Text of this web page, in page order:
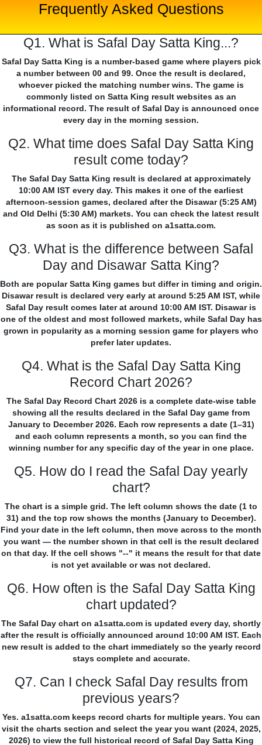
Frequently Asked Questions
Q1. What is Safal Day Satta King...?
Safal Day Satta King is a number-based game where players pick
a number between 00 and 99. Once the result is declared,
whoever picked the matching number wins. The game is
commonly listed on Satta King result websites as an
informational record. The result of Safal Day is announced once
every day in the morning session.
Q2. What time does Safal Day Satta King
result come today?
The Safal Day Satta King result is declared at approximately
10:00 AM IST every day. This makes it one of the earliest
afternoon-session games, declared after the Disawar (5:25 AM)
and Old Delhi (5:30 AM) markets. You can check the latest result
as soon as it is published on a1satta.com.
Q3. What is the difference between Safal
Day and Disawar Satta King?
Both are popular Satta King games but differ in timing and origin.
Disawar result is declared very early at around 5:25 AM IST, while
Safal Day result comes later at around 10:00 AM IST. Disawar is
one of the oldest and most followed markets, while Safal Day has
grown in popularity as a morning session game for players who
prefer later updates.
Q4. What is the Safal Day Satta King
Record Chart 2026?
The Safal Day Record Chart 2026 is a complete date-wise table
showing all the results declared in the Safal Day game from
January to December 2026. Each row represents a date (1–31)
and each column represents a month, so you can find the
winning number for any specific day of the year in one place.
Q5. How do I read the Safal Day yearly
chart?
The chart is a simple grid. The left column shows the date (1 to
31) and the top row shows the months (January to December).
Find your date in the left column, then move across to the month
you want — the number shown in that cell is the result declared
on that day. If the cell shows "--" it means the result for that date
is not yet available or was not declared.
Q6. How often is the Safal Day Satta King
chart updated?
The Safal Day chart on a1satta.com is updated every day, shortly
after the result is officially announced around 10:00 AM IST. Each
new result is added to the chart immediately so the yearly record
stays complete and accurate.
Q7. Can I check Safal Day results from
previous years?
Yes. a1satta.com keeps record charts for multiple years. You can
visit the charts section and select the year you want (2024, 2025,
2026) to view the full historical record of Safal Day Satta King